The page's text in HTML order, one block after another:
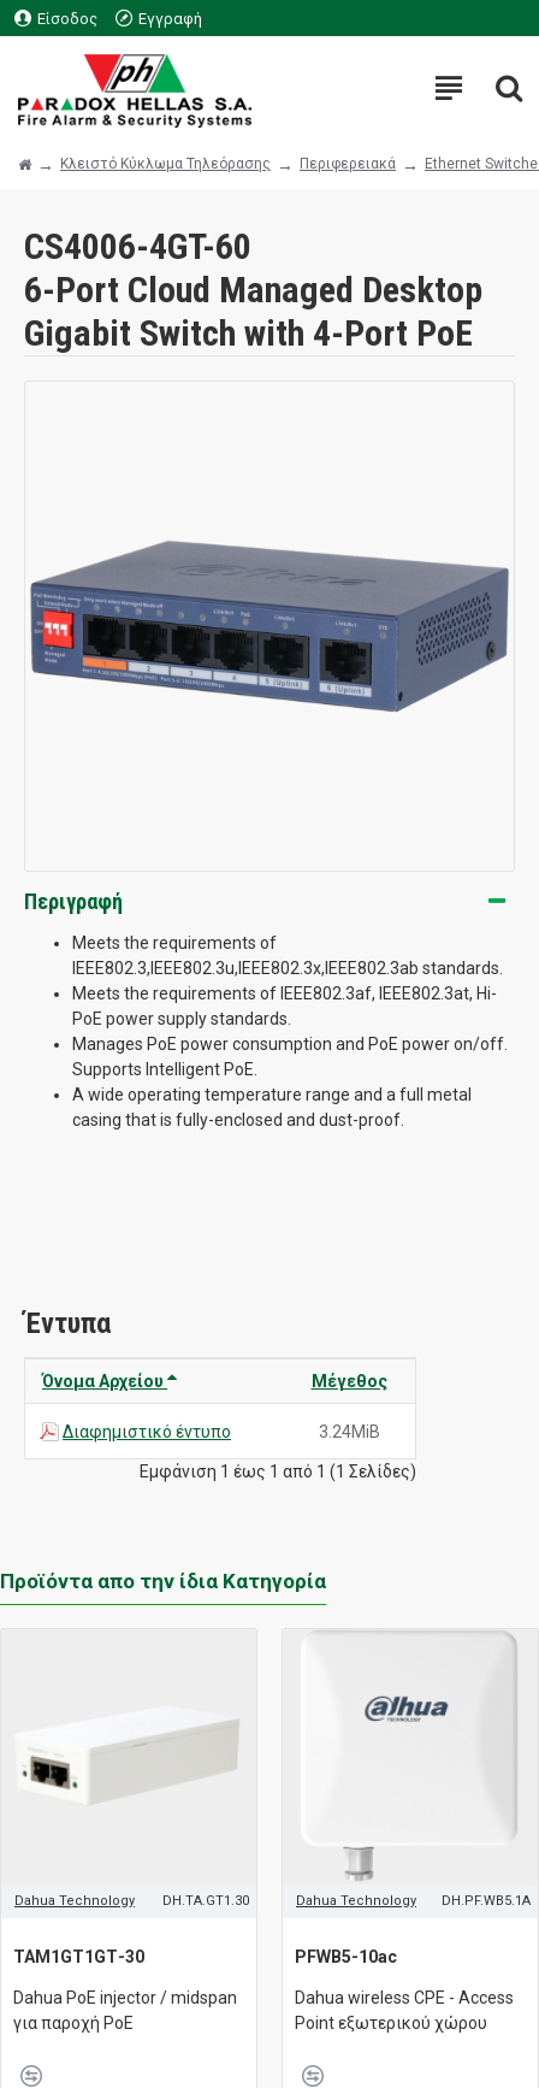
Είσοδος Εγγραφή
Κλειστό Κύκλωμα Τηλεόρασης Περιφερειακά Ethernet
CS4006-4GT-60
6-Port Cloud Managed Desktop
Gigabit Switch with 4-Port PoE
Περιγραφή
Meets the requirements of
IEEE802.3,IEEE802.3u,IEEE802.3x,IEEE802.3ab standards.
Meets the requirements of IEEE802.3af, IEEE802.3at, Hi-
PoE power supply standards.
Manages PoE power consumption and PoE power on/off.
Supports Intelligent PoE.
A wide operating temperature range and a full metal
casing that is fully-enclosed and dust-proof.
Έντυπα
Όνομα Αρχείου Μέγεθος
Διαφημιστικό έντυπο 3.24MiB
Εμφάνιση 1 έως 1 από 1 (1 Σελίδες)
Προϊόντα απο την ίδια Κατηγορία
Dahua Technology DH.TA.GT1.30
TAM1GT1GΤ-30
Dahua PoE injector / midspan
για παροχή PoE
Dahua Technology DH.PF.WB5.1A
PFWB5-10ac
Dahua wireless CPE - Access
Point εξωτερικού χώρου